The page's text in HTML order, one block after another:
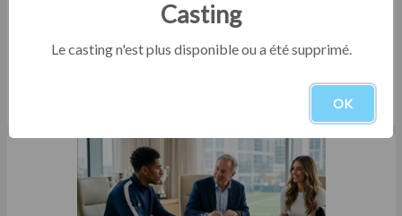
tournage d'un court film institutionnel en Eure-et-Loir
Casting
Le casting n'est plus disponible ou a été supprimé.
OK